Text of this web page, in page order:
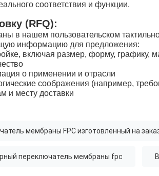
соответствия и функции.
(RFQ):
в нашем пользовательском
информацию для предложения:
включая размер, форму, графику,
о применении и отрасли
соображения (например,
и месту доставки
мембраны FPC изготовленный на
переключатель мембраны fpc